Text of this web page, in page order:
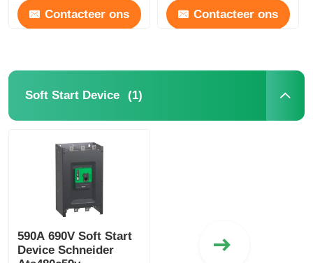
Contacteer ons Contacteer ons
Soft Start Device (1)
590A 690V Soft Start
Device Schneider